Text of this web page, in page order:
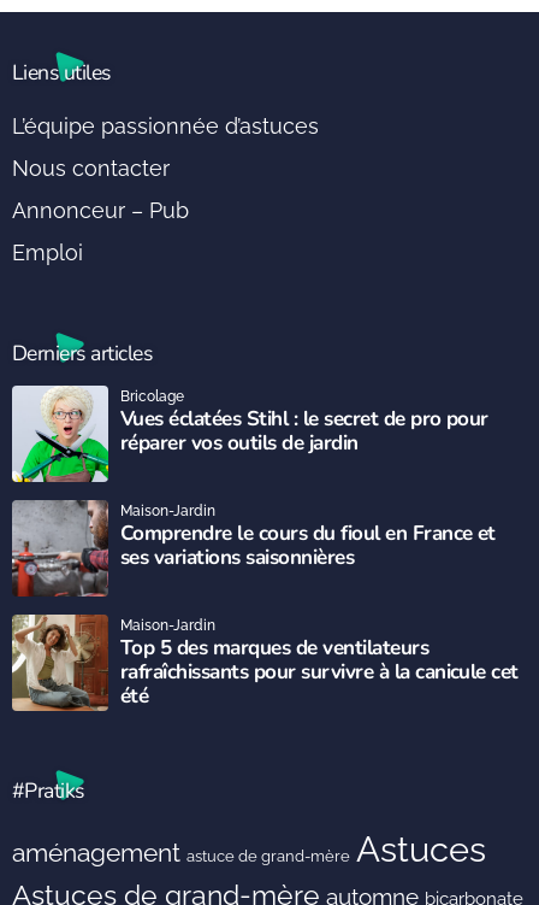
Liens utiles
L’équipe passionnée d’astuces
Nous contacter
Annonceur – Pub
Emploi
Derniers articles
Vues éclatées Stihl : le secret de pro pour
réparer vos outils de jardin
Bricolage
Comprendre le cours du fioul en France et
ses variations saisonnières
Maison-Jardin
Top 5 des marques de ventilateurs
rafraîchissants pour survivre à la canicule cet
été
Maison-Jardin
#Pratiks
aménagement astuce de grand-mère Astuces
Astuces de grand-mère automne bicarbonate